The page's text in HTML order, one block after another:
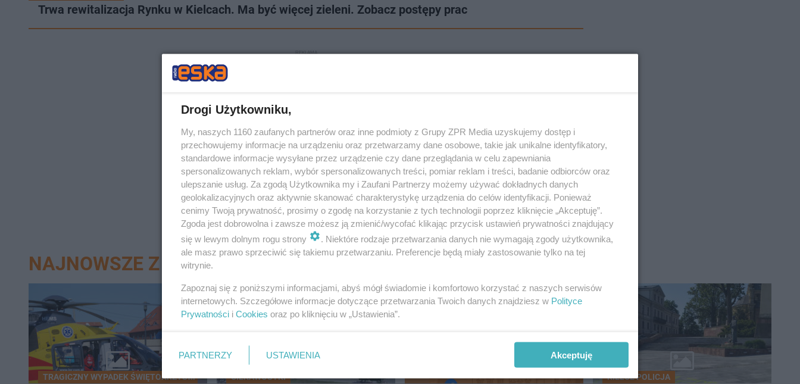
Trwa rewitalizacja Rynku w Kielcach. Ma być więcej zieleni. Zobacz postępy prac
NAJNOWSZE Z DZIAŁU KIELCE
TRAGICZNY WYPADEK ŚWIĘTOKRZYSKIE CIEKAWOSTKI KIELCE POLICJA
Drogi Użytkowniku,
My, naszych 1160 zaufanych partnerów oraz inne podmioty z Grupy ZPR Media uzyskujemy dostęp i
przechowujemy informacje na urządzeniu oraz przetwarzamy dane osobowe, takie jak unikalne identyfikatory,
standardowe informacje wysyłane przez urządzenie czy dane przeglądania w celu zapewniania
spersonalizowanych reklam, wybór spersonalizowanych treści, pomiar reklam i treści, badanie odbiorców oraz
ulepszanie usług. Za zgodą Użytkownika my i Zaufani Partnerzy możemy używać dokładnych danych
geolokalizacyjnych oraz aktywnie skanować charakterystykę urządzenia do celów identyfikacji. Ponieważ
cenimy Twoją prywatność, prosimy o zgodę na korzystanie z tych technologii poprzez kliknięcie „Akceptuję”.
Zgoda jest dobrowolna i zawsze możesz ją zmienić/wycofać klikając przycisk ustawień prywatności znajdujący
się w lewym dolnym rogu strony
. Niektóre rodzaje przetwarzania danych nie wymagają zgody użytkownika,
ale masz prawo sprzeciwić się takiemu przetwarzaniu. Preferencje będą miały zastosowanie tylko na tej
witrynie.
Zapoznaj się z poniższymi informacjami, abyś mógł świadomie i komfortowo korzystać z naszych serwisów
internetowych. Szczegółowe informacje dotyczące przetwarzania Twoich danych znajdziesz w Polityce
Prywatności i Cookies oraz po kliknięciu w „Ustawienia”.
PARTNERZY USTAWIENIA Akceptuję